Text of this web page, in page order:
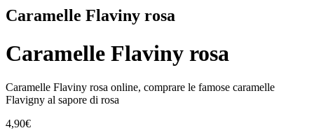
Caramelle Flaviny rosa
Caramelle Flaviny rosa
Caramelle Flaviny rosa online, comprare le famose caramelle
Flavigny al sapore di rosa
4,90€